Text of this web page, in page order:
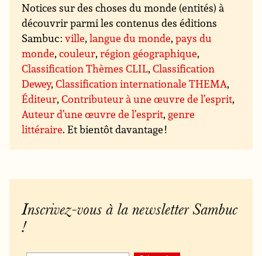
Notices sur des choses du monde (entités) à
découvrir parmi les contenus des éditions
Sambuc :ville,langue du monde,pays du
monde,couleur,région géographique,
Classification Thèmes CLIL,Classification
Dewey,Classification internationale THEMA,
Éditeur,Contributeur à une œuvre de l’esprit,
Auteur d’une œuvre de l’esprit, genre
littéraire. Et bientôt davantage !
Inscrivez-vous à la newsletter Sambuc
!